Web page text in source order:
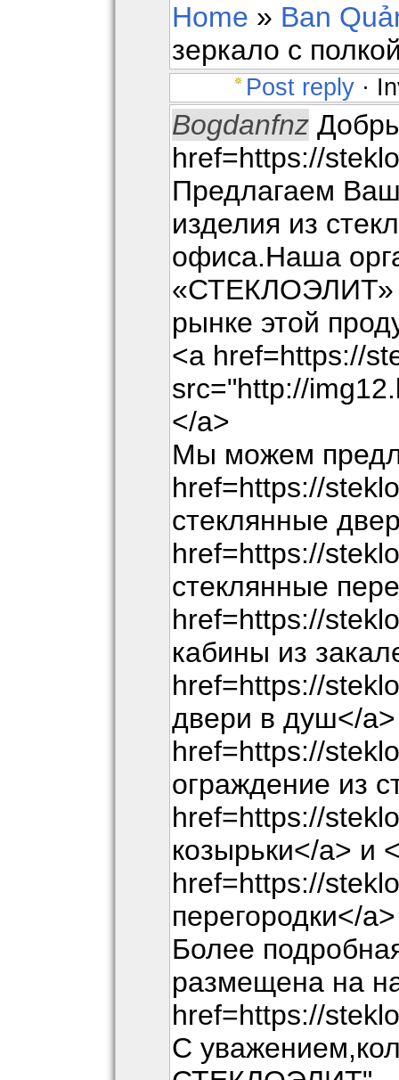
Home » Ban
зеркало с
Post reply ·
Bogdanfnz
href=https://
Предлагаем
изделия из
офиса.Наша
«СТЕКЛОЭЛИТ»
рынке этой
<a href=https://
src="http://
</a>
Мы можем
href=https://
стеклянные
href=https://
стеклянные
href=https://
кабины из
href=https://
двери в душ</
href=https://
ограждение из
href=https://
козырьки</a> и
href=https://
перегородки</a>
Более
размещена на
href=https://
С